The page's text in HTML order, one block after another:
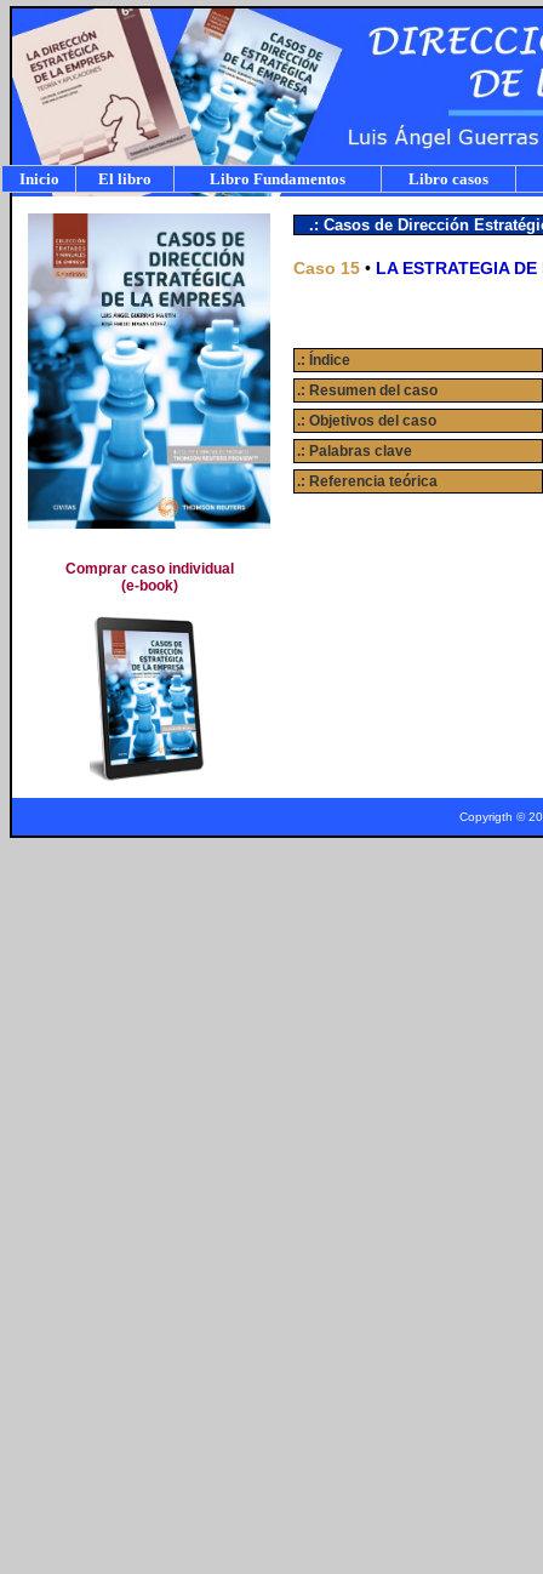
.: Casos de Dirección
Caso 15 • LA ESTRATEGIA
.: Índice
.: Resumen del caso
.: Objetivos del caso
.: Palabras clave
.: Referencia teórica
Comprar caso individual
(e-book)
Copyrigth ©
Inicio El libro Libro Fundamentos Libro casos